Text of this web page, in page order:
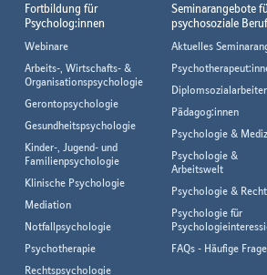
Fortbildung für
Psycholog:innen
Webinare
Arbeits-, Wirtschafts- &
Organisationspsychologie
Gerontopsychologie
Gesundheitspsychologie
Kinder-, Jugend- und
Familienpsychologie
Klinische Psychologie
Mediation
Notfallpsychologie
Psychotherapie
Rechtspsychologie
Seminarangebote
psychosoziale
Aktuelles
Pädagog:innen
Psychologie &
Psychologie &
Arbeitswelt
Psychologie & Recht
Psychologie für
FAQs - Häufige